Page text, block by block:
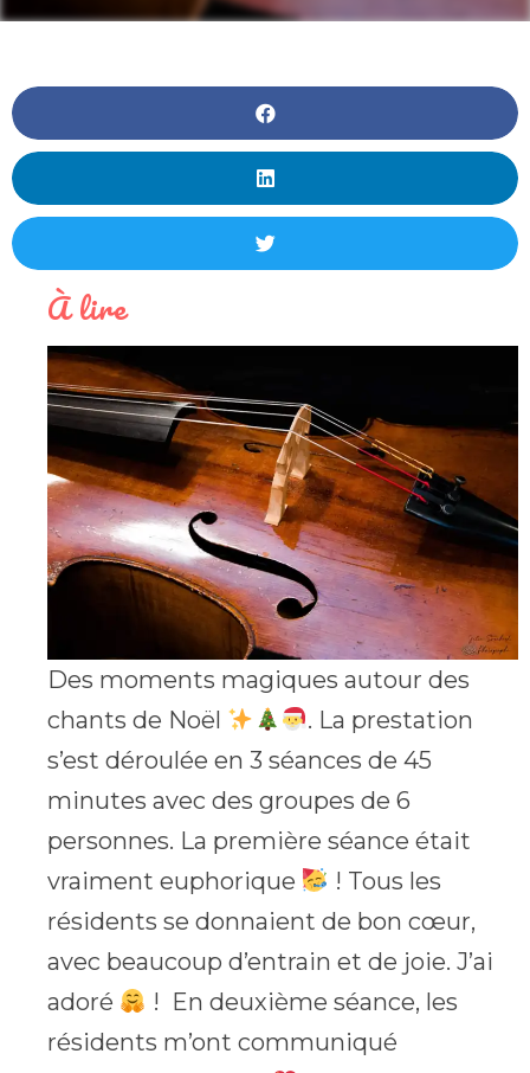
À lire
Des moments magiques autour des
chants de Noël
. La prestation
s’est déroulée en 3 séances de 45
minutes avec des groupes de 6
personnes. La première séance était
vraiment euphorique
! Tous les
résidents se donnaient de bon cœur,
avec beaucoup d’entrain et de joie. J’ai
adoré
! En deuxième séance, les
résidents m’ont communiqué